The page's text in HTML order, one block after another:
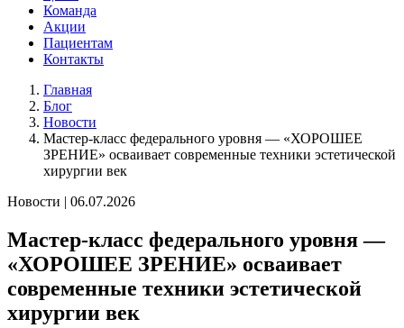
Команда
Акции
Пациентам
Контакты
Главная
Блог
Новости
Мастер-класс федерального уровня — «ХОРОШЕЕ
ЗРЕНИЕ» осваивает современные техники эстетической
хирургии век
Новости | 06.07.2026
Мастер-класс федерального уровня —
«ХОРОШЕЕ ЗРЕНИЕ» осваивает
современные техники эстетической
хирургии век